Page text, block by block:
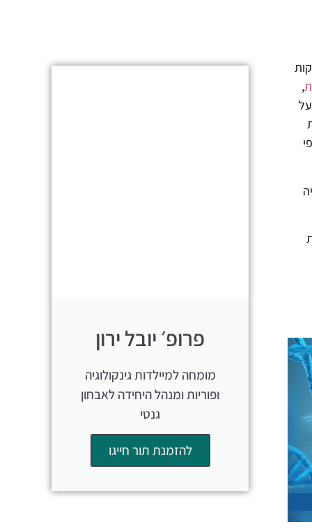
,
פרופ׳ יובל ירון
מומחה למיילדות גינקולוגיה
ופוריות ומנהל היחידה לאבחון
גנטי
להזמנת תור חייגו